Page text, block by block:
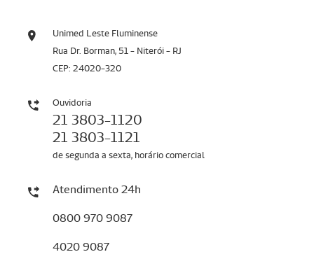
Unimed Leste Fluminense
Rua Dr. Borman, 51 - Niterói - RJ
CEP: 24020-320
Ouvidoria
21 3803-1120
21 3803-1121
de segunda a sexta, horário comercial
Atendimento 24h
0800 970 9087
4020 9087